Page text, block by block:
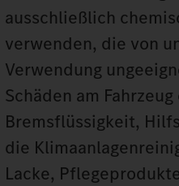
ausschließlich
verwenden, die von
Verwendung
Schäden am
Bremsflüssigkeit,
die
Lacke,